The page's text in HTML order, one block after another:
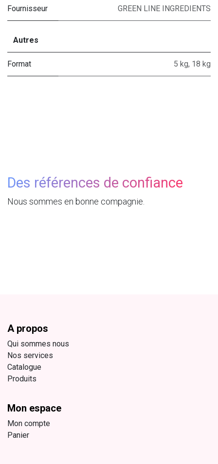
Fournisseur GREEN LINE INGREDIENTS
Autres
Format 5 kg, 18 kg
Des références de confiance
Nous sommes en bonne compagnie.
A propos
Qui sommes nous
Nos services
Catalogue
Produits
Mon espace
Mon compte
Panier